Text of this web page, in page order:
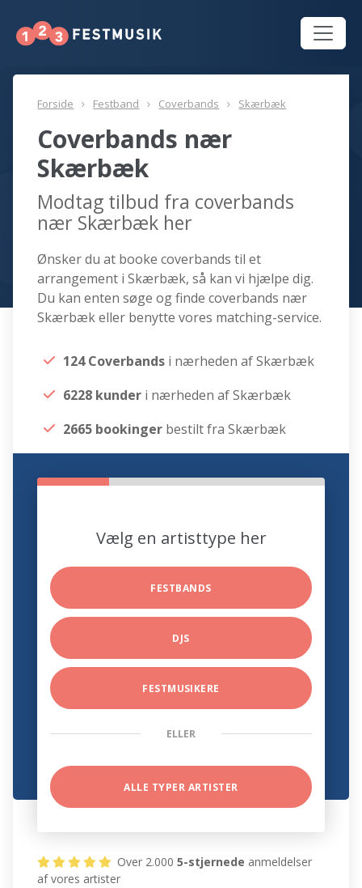
Forside Festband Coverbands Skærbæk
Coverbands nær
Skærbæk
Modtag tilbud fra coverbands
nær Skærbæk her
Ønsker du at booke coverbands til et
arrangement i Skærbæk, så kan vi hjælpe dig.
Du kan enten søge og finde coverbands nær
Skærbæk eller benytte vores matching-service.
124 Coverbands i nærheden af Skærbæk
6228 kunder i nærheden af Skærbæk
2665 bookinger bestilt fra Skærbæk
Vælg en artisttype her
FESTBANDS
DJS
FESTMUSIKERE
ELLER
ALLE TYPER ARTISTER
Over 2.0005-stjernede anmeldelser
af vores artister